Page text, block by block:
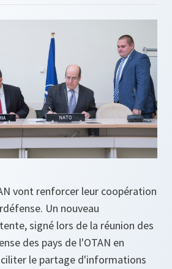
vont renforcer leur coopération
Un nouveau
signé lors de la réunion des
des pays de l'OTAN en
le partage d'informations